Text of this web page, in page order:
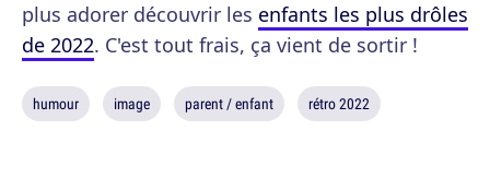
plus adorer découvrir les enfants les plus drôles
de 2022. C'est tout frais, ça vient de sortir !
humour image parent / enfant rétro 2022